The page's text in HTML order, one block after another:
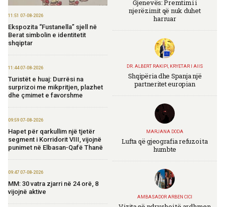
11:51 07-08-2026
Ekspozita “Fustanella” sjell në
Berat simbolin e identitetit
shqiptar
11:44 07-08-2026
Turistët e huaj: Durrësi na
surprizoi me mikpritjen, plazhet
dhe çmimet e favorshme
09:59 07-08-2026
Hapet për qarkullim një tjetër
segment i Korridorit VIII, vijojnë
punimet në Elbasan-Qafë Thanë
09:47 07-08-2026
MM: 30 vatra zjarri në 24 orë, 8
vijojnë aktive
Gjenevës: Premtimi i
njerëzimit që nuk duhet
harruar
DR. ALBERT RAKIPI, KRYETAR I AIIS
Shqipëria dhe Spanja një
partneritet europian
MARJANA DODA
Lufta që gjeografia refuzoi ta
humbte
AMBASADOR ARBEN CICI